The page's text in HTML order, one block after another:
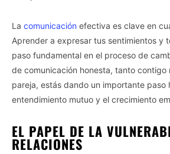
La comunicación efectiva es clave en
Aprender a expresar tus sentimientos y
paso fundamental en el proceso de
de comunicación honesta, tanto contigo
pareja, estás dando un importante paso
entendimiento mutuo y el crecimiento
EL PAPEL DE LA
RELACIONES